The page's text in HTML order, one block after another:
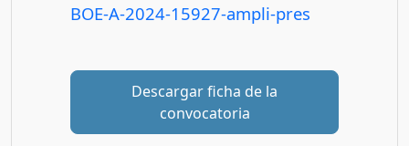
BOE-A-2024-15927-ampli-pres
Descargar ficha de la
convocatoria